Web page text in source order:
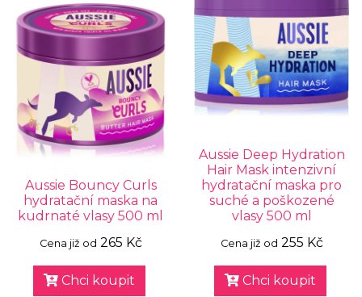
Aussie Bouncy Curls
hydratační maska na
kudrnaté vlasy 500 ml
Cena již od 265 Kč
Chci koupit
Aussie Deep Hydration
Hair Mask intenzivní
hydratační maska pro
suché a poškozené
vlasy 500 ml
Cena již od 255 Kč
Chci koupit